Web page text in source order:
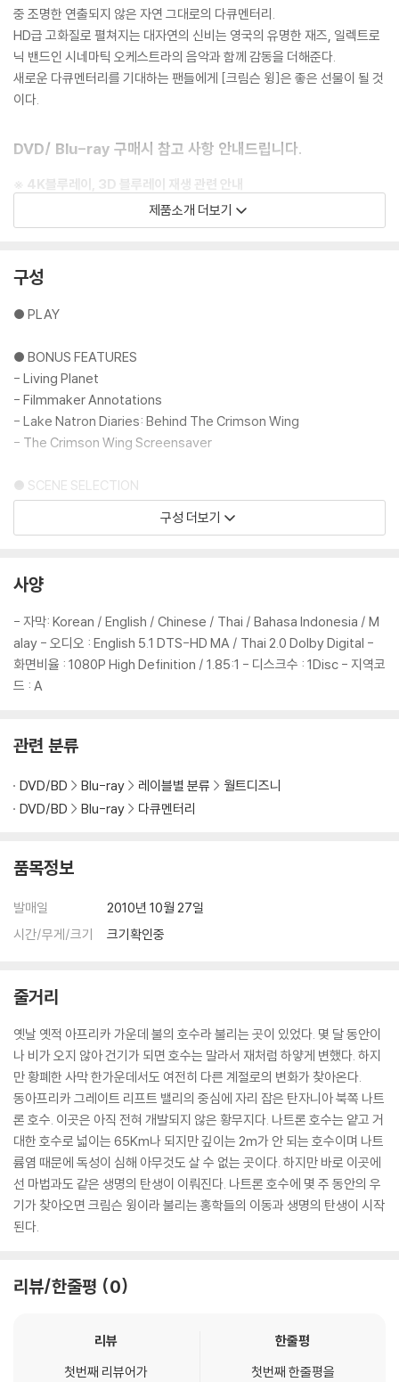
중 조명한 연출되지 않은 자연 그대로의 다큐멘터리.
HD급 고화질로 펼쳐지는 대자연의 신비는 영국의 유명한 재즈, 일렉트로
닉 밴드인 시네마틱 오케스트라의 음악과 함께 감동을 더해준다.
새로운 다큐멘터리를 기대하는 팬들에게 [크림슨 윙]은 좋은 선물이 될 것
이다.
DVD/ Blu-ray 구매시 참고 사항 안내드립니다.
※ 4K블루레이, 3D 블루레이 재생 관련 안내
1) 4K UHD 디스크는 대용량의 데이터 전송이 필요하므로 4K전용 플레
이어를 사용하셔야 합니다. 더불어 플레이어 소프트웨어 최신 버전의 업데
2) 3D 블루레이는 전용 플레이어와 3D 지원 TV를 통해서만 재생 가능합
니다.
1) 제작/배송 과정에서 경미한 아웃케이스 주름, 모서리 눌림 및 갈라짐이
발생할 수 있습니다. 반품을 원하실 경우 미개봉 상태로 문의 부탁드립니
다.
2) 스틸북 케이스 제작 과정에서 기포 혹은 경미한 인쇄 오류가 발생할 수
있습니다.
름 손상에 의한 교환/반품은 불가합니다.
4) 본품 보호를 위해 노란색의 카톤 박스로 재포장한 경우, 카톤박스 손상
에 의한 교환/반품은 불가합니다.
환/반품이 제한될 수 있습니다.
※ 디스크 재생 불량
1) 기기 문제로 인해 발생하는 재생 불량 현상에 대해서는 반품/교환이 불
가하니 최신 소프트웨어로 업데이트된 DVD/BD 전용 기기에서 재생하실
를 마른 천으로 닦으시거나, DVD 클리너 등 전용 제품을 이용하면 대부분
3) 일부 PC 연결형 ODD의 경우 호환 상의 문제로 정상적인 디스크도 재
생이 불가능한 경우가 있습니다. 독립형 전용 플레이어 사용을 권장드리
디스크에 미세한 잔 흠집이 남아있거나 인쇄 면이 깨끗하지 않은 경우가
있으며, 상품의 불량이 아닙니다. 단, 재생에 이상이 있는 경우에는 불량으
※ 교환/반품 안내
상을 요청할 수 있으며, 동영상이 없는 경우 교환/반품이 제한될 수 있습니
다.
관련 사진과 동영상 및 재생 기기 모델명을 첨부하여 첨부하여 고객센터에
문의 바랍니다.
2) 사양 오인지, 오 구매, 변심 사유로의 반품은 제품 개봉 전에만 운임비
부담 후 처리 가능합니다.
3) 스틸북 한정판, 초회 한정판의 경우 제작 수량이 한정되어 있고, 택배
이동 과정에서의 손상이 발생하면, 재 판매가 어려우므로 신중한 구매 선
택을 부탁드립니다.
4) 한정판 상품의 변심, 오구매로 인한 반품은 회송된 상품의 상태 확인 후
탁드립니다.
제품소개 더보기
구성
● PLAY
● BONUS FEATURES
- Living Planet
- Filmmaker Annotations
- Lake Natron Diaries: Behind The Crimson Wing
- The Crimson Wing Screensaver
● SCENE SELECTION
- Buzz Lightyear Mission Logs: The Science Of Adventure
- Toys
● SNEAK PEEKS
구성 더보기
사양
- 자막: Korean / English / Chinese / Thai / Bahasa Indonesia / M
alay - 오디오 : English 5.1 DTS-HD MA / Thai 2.0 Dolby Digital -
화면비율 : 1080P High Definition / 1.85:1 - 디스크수 : 1Disc - 지역코
드 : A
관련 분류
DVD/BD Blu-ray 레이블별 분류
월트디즈니
DVD/BD
Blu-ray 다큐멘터리
품목정보
발매일
2010년 10월 27일
시간/무게/크기
크기확인중
줄거리
옛날 옛적 아프리카 가운데 불의 호수라 불리는 곳이 있었다. 몇 달 동안이
나 비가 오지 않아 건기가 되면 호수는 말라서 재처럼 하얗게 변했다. 하지
만 황폐한 사막 한가운데서도 여전히 다른 계절로의 변화가 찾아온다.
동아프리카 그레이트 리프트 밸리의 중심에 자리 잡은 탄자니아 북쪽 나트
론 호수. 이곳은 아직 전혀 개발되지 않은 황무지다. 나트론 호수는 얕고 거
대한 호수로 넓이는 65Km나 되지만 깊이는 2m가 안 되는 호수이며 나트
륨염 때문에 독성이 심해 아무것도 살 수 없는 곳이다. 하지만 바로 이곳에
선 마법과도 같은 생명의 탄생이 이뤄진다. 나트론 호수에 몇 주 동안의 우
기가 찾아오면 크림슨 윙이라 불리는 홍학들의 이동과 생명의 탄생이 시작
된다.
리뷰/한줄평 0
리뷰
첫번째 리뷰어가
한줄평
첫번째 한줄평을